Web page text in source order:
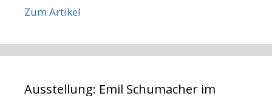
Zum Artikel
Ausstellung: Emil Schumacher im